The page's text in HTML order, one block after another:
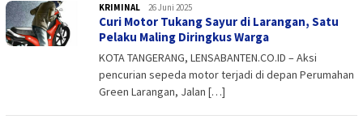
KRIMINAL admin
26 Juni 2025
Curi Motor Tukang Sayur di Larangan, Satu
Pelaku Maling Diringkus Warga
KOTA TANGERANG, LENSABANTEN.CO.ID – Aksi
pencurian sepeda motor terjadi di depan Perumahan
Green Larangan, Jalan […]